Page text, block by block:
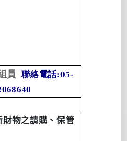
員
聯絡電話:05-
財物之請購、保管